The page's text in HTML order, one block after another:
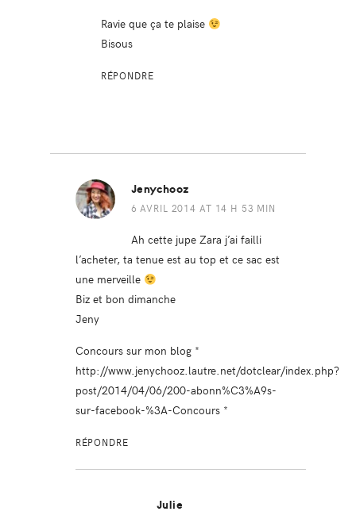
Ravie que ça te plaise
Bisous
RÉPONDRE
Jenychooz
6 AVRIL 2014 AT 14 H 53 MIN
Ah cette jupe Zara j’ai failli
l’acheter, ta tenue est au top et ce sac est
une merveille
Biz et bon dimanche
Jeny
Concours sur mon blog *
http://www.jenychooz.lautre.net/dotclear/index.php?
post/2014/04/06/200-abonn%C3%A9s-
sur-facebook-%3A-Concours*
RÉPONDRE
Julie